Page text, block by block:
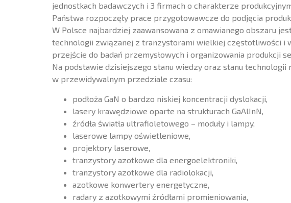
jednostkach badawczych i 3 firmach o charakterze
Państwa rozpoczęły prace przygotowawcze do podjęcia
W Polsce najbardziej zaawansowana z omawianego obszaru
technologii związanej z tranzystorami wielkiej częstotliwości i
przejście do badań przemysłowych i organizowania produkcji
Na podstawie dzisiejszego stanu wiedzy oraz stanu
w przewidywalnym przedziale czasu:
podłoża GaN o bardzo niskiej koncentracji dyslokacji,
lasery krawędziowe oparte na strukturach GaAlInN,
źródła światła ultrafioletowego – moduły i lampy,
laserowe lampy oświetleniowe,
projektory laserowe,
tranzystory azotkowe dla energoelektroniki,
tranzystory azotkowe dla radiolokacji,
azotkowe konwertery energetyczne,
radary z azotkowymi źródłami promieniowania,